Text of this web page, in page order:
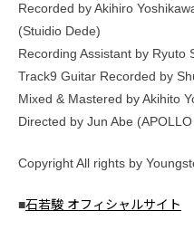
Recorded by Akihiro
(Stuidio Dede)
Recording Assistant by Ryuto
Track9 Guitar Recorded by
Mixed & Mastered by Akihito
Directed by Jun Abe
Copyright All rights by
■石若駿 オフィシャルサイト